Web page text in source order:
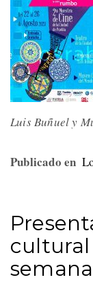
Luis Buñuel y
Publicado en
cultural
semana